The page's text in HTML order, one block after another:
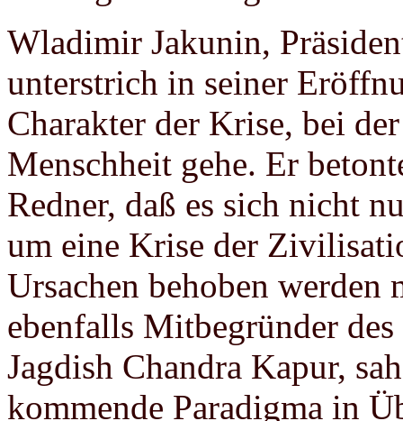
Wladimir Jakunin,
unterstrich in seiner
Charakter der Krise, bei
Menschheit gehe. Er
Redner, daß es sich nicht
um eine Krise der
Ursachen behoben werden
ebenfalls Mitbegründer
Jagdish Chandra Kapur,
kommende Paradigma in